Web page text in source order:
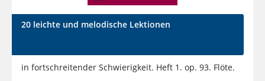
20 leichte und melodische Lektionen
in fortschreitender Schwierigkeit. Heft 1. op. 93. Flöte.